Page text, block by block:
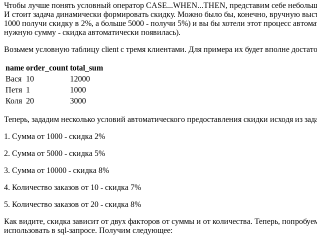
Чтобы лучше понять условный оператор CASE...WHEN...THEN, представим себе
И стоит задача динамически формировать скидку. Можно было бы, конечно, вручную
1000 получи скидку в 2%, а больше 5000 - получи 5%) и вы бы хотели этот процесс
нужную сумму - скидка автоматически появилась).
Возьмем условную таблицу client с тремя клиентами. Для примера их будет вполне
name order_count total_sum
Вася 10
12000
Петя 1
1000
Коля 20 3000
Теперь, зададим несколько условий автоматического предоставления скидки исходя из
1. Сумма от 1000 - скидка 2%
2. Сумма от 5000 - скидка 5%
3. Сумма от 10000 - скидка 8%
4. Количество заказов от 10 - скидка 7%
5. Количество заказов от 20 - скидка 8%
Как видите, скидка зависит от двух факторов от суммы и от количества. Теперь,
использовать в sql-запросе. Получим следующее: